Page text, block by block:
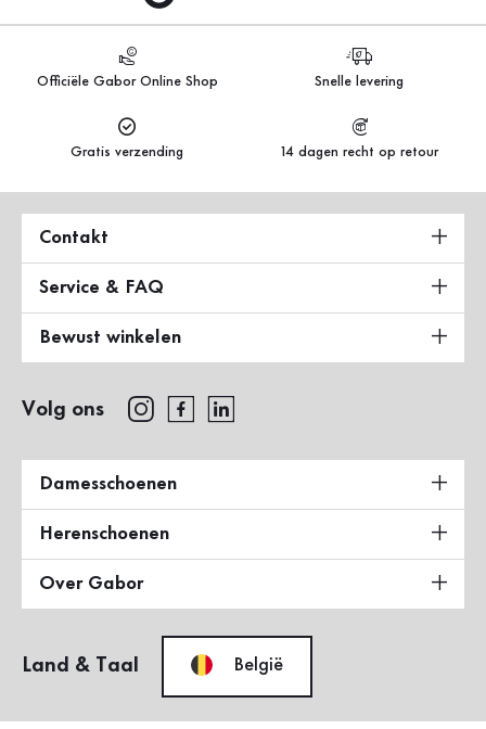
Officiële Gabor Online Shop Snelle levering
Gratis verzending 14 dagen recht op retour
Contakt
Service & FAQ
Bewust winkelen
Volg ons
Damesschoenen
Herenschoenen
Over Gabor
Land & Taal België